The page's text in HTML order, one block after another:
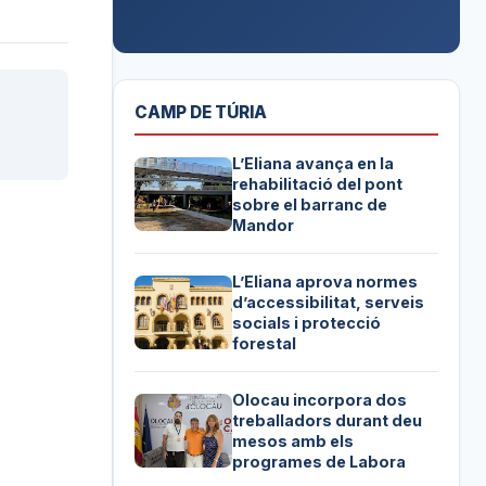
CAMP DE TÚRIA
L’Eliana avança en la
rehabilitació del pont
sobre el barranc de
Mandor
L’Eliana aprova normes
d’accessibilitat, serveis
socials i protecció
forestal
Olocau incorpora dos
treballadors durant deu
mesos amb els
programes de Labora